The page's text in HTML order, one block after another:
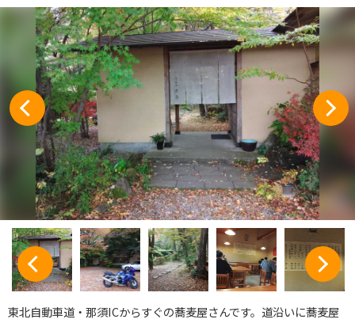
東北自動車道・那須ICからすぐの蕎麦屋さんです。道沿いに蕎麦屋